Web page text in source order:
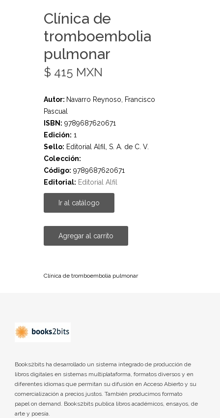
Clínica de
tromboembolia
pulmonar
$ 415 MXN
Autor: Navarro Reynoso, Francisco
Pascual
ISBN: 9789687620671
Edición: 1
Sello: Editorial Alfil, S. A. de C. V.
Colección:
Código: 9789687620671
Editorial: Editorial Alfil
Ir al catálogo
Agregar al carrito
Clínica de tromboembolia pulmonar
Books2bits ha desarrollado un sistema integrado de producción de
libros digitales en sistemas multiplataforma, formatos diversos y en
diferentes idiomas que permitan su difusión en Acceso Abierto y su
comercialización a precios justos. También producimos formato
papel on demand. Books2bits publica libros académicos, ensayos, de
arte y poesía.